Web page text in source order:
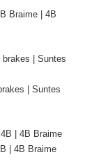
Braime | 4B
| Suntes
| 4B Braime